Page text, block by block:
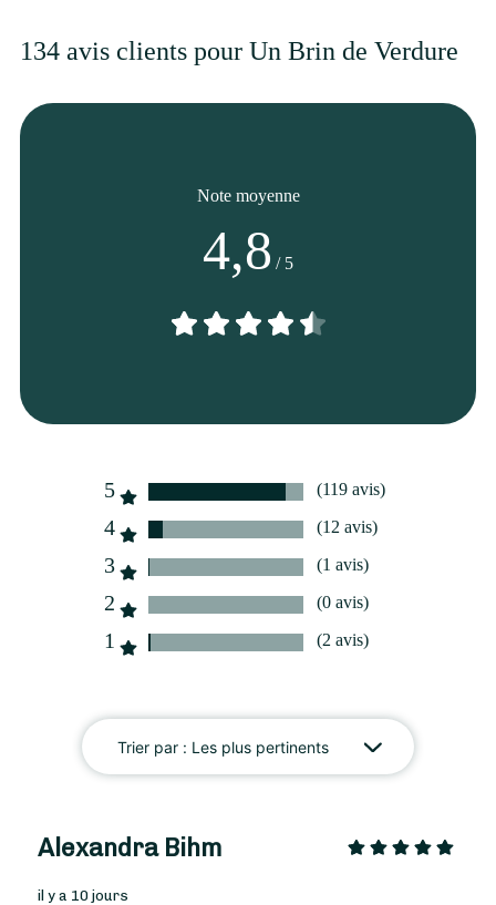
Bouquet Exotique
134 avis clients pour Un Brin de Verdure
Trier par : Les plus pertinents
Note moyenne
4,8/ 5
5 (119 avis)
4 (12 avis)
3 (1 avis)
2 (0 avis)
1 (2 avis)
Alexandra Bihm
il y a 10 jours